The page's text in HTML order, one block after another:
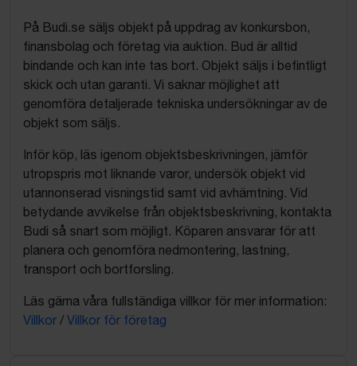
På Budi.se säljs objekt på uppdrag av konkursbon,
finansbolag och företag via auktion. Bud är alltid
bindande och kan inte tas bort. Objekt säljs i befintligt
skick och utan garanti. Vi saknar möjlighet att
genomföra detaljerade tekniska undersökningar av de
objekt som säljs.
Inför köp, läs igenom objektsbeskrivningen, jämför
utropspris mot liknande varor, undersök objekt vid
utannonserad visningstid samt vid avhämtning. Vid
betydande avvikelse från objektsbeskrivning, kontakta
Budi så snart som möjligt. Köparen ansvarar för att
planera och genomföra nedmontering, lastning,
transport och bortforsling.
Läs gärna våra fullständiga villkor för mer information:
Villkor / Villkor för företag